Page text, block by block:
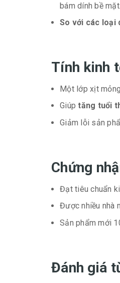
bám dính bề mặt.
So với các loại
Tính kinh
Một lớp xịt
Giúptăng tuổi
Giảm lỗi sản
Chứng
Đạt tiêu chuẩn
Được nhiều nhà
Sản phẩm mới
Đánh giá